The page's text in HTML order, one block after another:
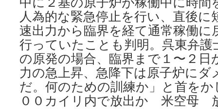
人為的な緊急停止を行い、直後に
速出力から臨界を経て通常稼働
行っていたことも判明。呉東弁護
の原発の場合、臨界まで１〜２日
力の急上昇、急降下は原子炉にダ
だ。何のための訓練か」と首を
００カイリ内で放出か 米空母